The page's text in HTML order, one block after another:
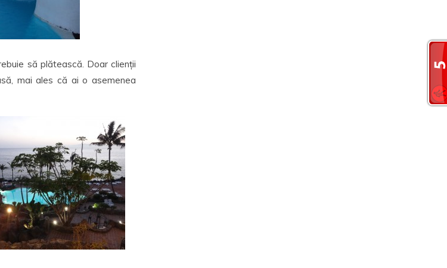
să plătească. Doar clienții
mai ales că ai o asemenea